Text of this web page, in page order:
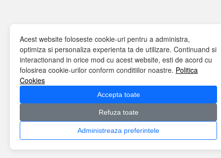
Acest website foloseste cookie-uri pentru a administra,
optimiza si personaliza experienta ta de utilizare. Continuand si
interactionand in orice mod cu acest website, esti de acord cu
folosirea cookie-urilor conform conditiilor noastre. Politica
Cookies
Accepta toate
Refuza toate
Administreaza preferintele